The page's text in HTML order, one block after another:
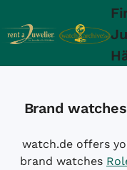
Brand
watch.de offers
brand watches